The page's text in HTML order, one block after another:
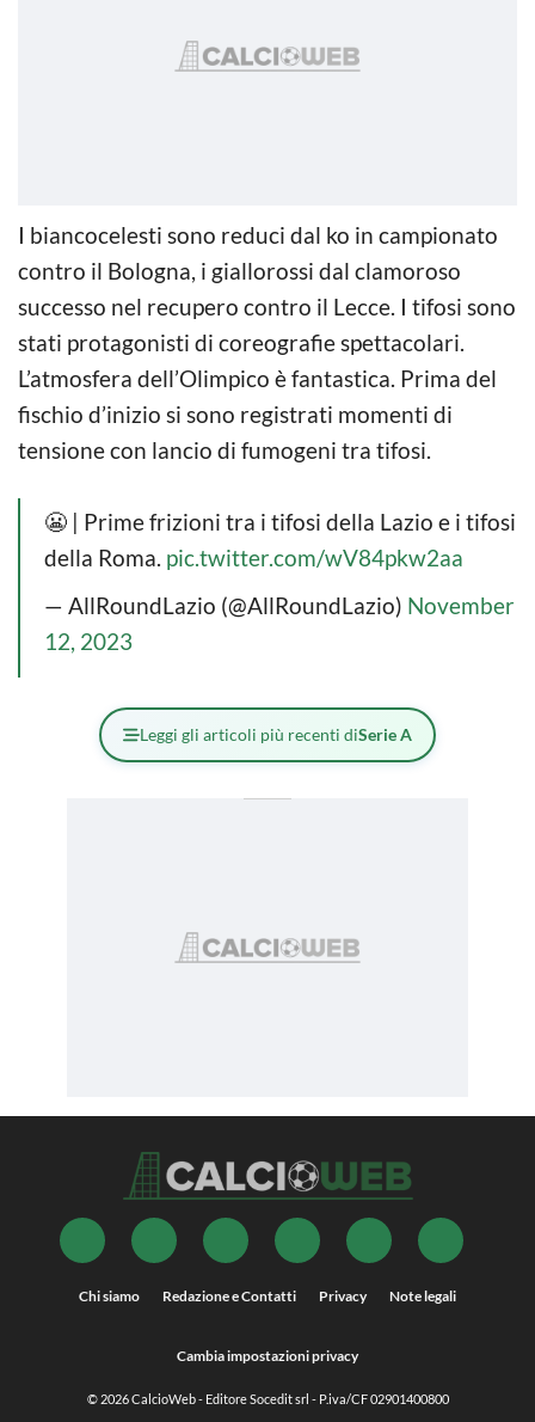
I biancocelesti sono reduci dal ko in campionato
contro il Bologna, i giallorossi dal clamoroso
successo nel recupero contro il Lecce. I tifosi sono
stati protagonisti di coreografie spettacolari.
L’atmosfera dell’Olimpico è fantastica. Prima del
fischio d’inizio si sono registrati momenti di
tensione con lancio di fumogeni tra tifosi.
😬 | Prime frizioni tra i tifosi della Lazio e i tifosi
della Roma. pic.twitter.com/wV84pkw2aa
— AllRoundLazio (@AllRoundLazio) November
12, 2023
Leggi gli articoli più recenti diSerie A
Chi siamo Redazione e Contatti Privacy Note legali
Cambia impostazioni privacy
© 2026CalcioWeb- Editore Socedit srl - P.iva/CF 02901400800